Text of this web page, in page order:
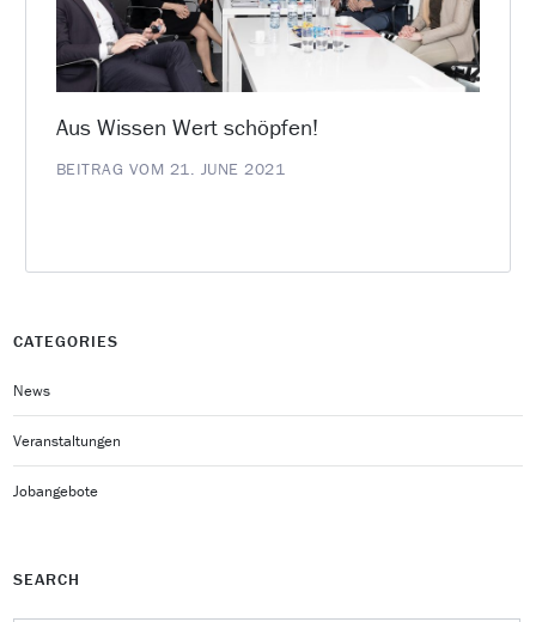
Aus Wissen Wert schöpfen!
BEITRAG VOM 21. JUNE 2021
CATEGORIES
News
Veranstaltungen
Jobangebote
SEARCH